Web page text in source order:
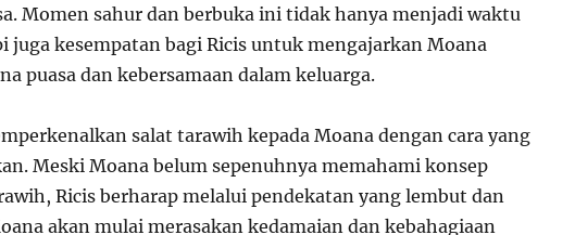
Momen sahur dan berbuka ini tidak hanya menjadi waktu
juga kesempatan bagi Ricis untuk mengajarkan Moana
puasa dan kebersamaan dalam keluarga.
salat tarawih kepada Moana dengan cara yang
Meski Moana belum sepenuhnya memahami konsep
Ricis berharap melalui pendekatan yang lembut dan
akan mulai merasakan kedamaian dan kebahagiaan